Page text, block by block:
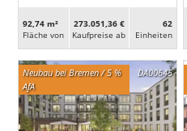
92,74 m²
Fläche von
273.051,36 €
Kaufpreise ab
62
Ein­heiten
DA00645
Neubau bei Bremen / 5 %
AfA